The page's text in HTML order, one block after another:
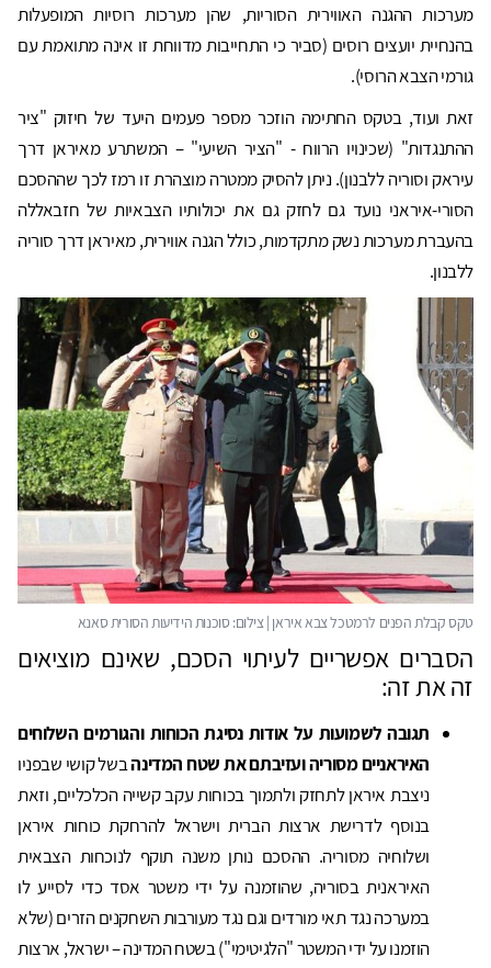
מערכות ההגנה האווירית הסוריות, שהן מערכות רוסיות המופעלות
בהנחיית יועצים רוסים (סביר כי התחייבות מדווחת זו אינה מתואמת עם
גורמי הצבא הרוסי).
זאת ועוד, בטקס החתימה הוזכר מספר פעמים היעד של חיזוק "ציר
ההתנגדות" (שכינויו הרווח - "הציר השיעי" – המשתרע מאיראן דרך
עיראק וסוריה ללבנון). ניתן להסיק ממטרה מוצהרת זו רמז לכך שההסכם
הסורי-איראני נועד גם לחזק גם את יכולותיו הצבאיות של חזבאללה
בהעברת מערכות נשק מתקדמות, כולל הגנה אווירית, מאיראן דרך סוריה
ללבנון.
הסברים אפשריים לעיתוי הסכם, שאינם מוציאים
זה את זה:
תגובה לשמועות על אודות נסיגת הכוחות והגורמים השלוחים
האיראניים מסוריה ועזיבתם את שטח המדינהבשל קושי שבפניו
ניצבת איראן לתחזק ולתמוך בכוחות עקב קשייה הכלכליים, וזאת
בנוסף לדרישת ארצות הברית וישראל להרחקת כוחות איראן
ושלוחיה מסוריה. ההסכם נותן משנה תוקף לנוכחות הצבאית
האיראנית בסוריה, שהוזמנה על ידי משטר אסד כדי לסייע לו
במערכה נגד תאי מורדים וגם נגד מעורבות השחקנים הזרים (שלא
הוזמנו על ידי המשטר "הלגיטימי") בשטח המדינה – ישראל, ארצות